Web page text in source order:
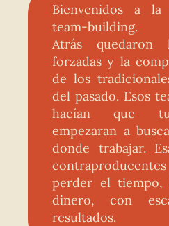
Bienvenidos a
team-building.
Atrás quedaron
forzadas y la
de los
del pasado. Esos
hacían que
empezaran a
donde trabajar.
perder el
dinero, con
resultados.